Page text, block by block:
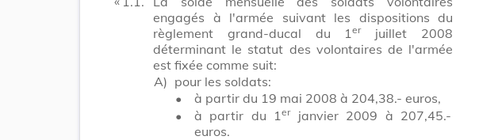
engagés à l'armée suivant les dispositions du
règlement grand-ducal du 1erjuillet 2008
déterminant le statut des volontaires de l'armée
est fixée comme suit:
A) pour les soldats:
•
à partir du 19 mai 2008 à 204,38.- euros,
•
à partir du 1erjanvier 2009 à 207,45.-
euros.